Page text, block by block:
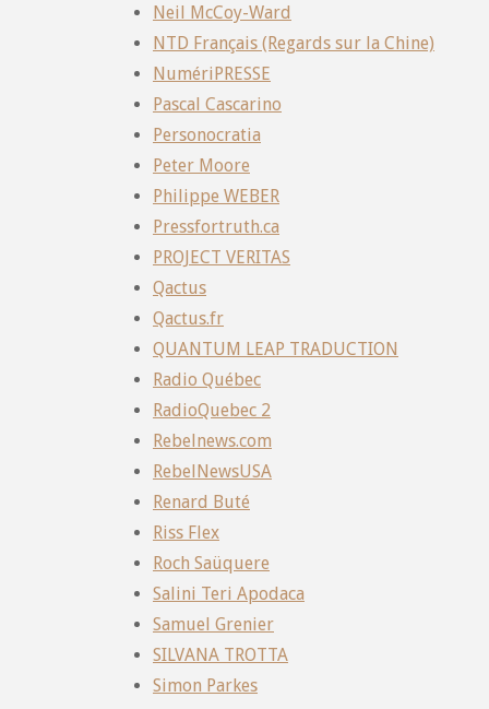
Neil McCoy-Ward
NTD Français (Regards sur la Chine)
NumériPRESSE
Pascal Cascarino
Personocratia
Peter Moore
Philippe WEBER
Pressfortruth.ca
PROJECT VERITAS
Qactus
Qactus.fr
QUANTUM LEAP TRADUCTION
Radio Québec
RadioQuebec 2
Rebelnews.com
RebelNewsUSA
Renard Buté
Riss Flex
Roch Saüquere
Salini Teri Apodaca
Samuel Grenier
SILVANA TROTTA
Simon Parkes